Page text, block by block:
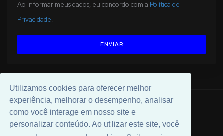
Utilizamos cookies para oferecer melhor
experiência, melhorar o desempenho, analisar
como você interage em nosso site e
personalizar conteúdo. Ao utilizar este site, você
Ao informar meus dados, eu concordo com a Política de
Privacidade.
ENVIAR
© 2026 Desenvolvido por Universal Software